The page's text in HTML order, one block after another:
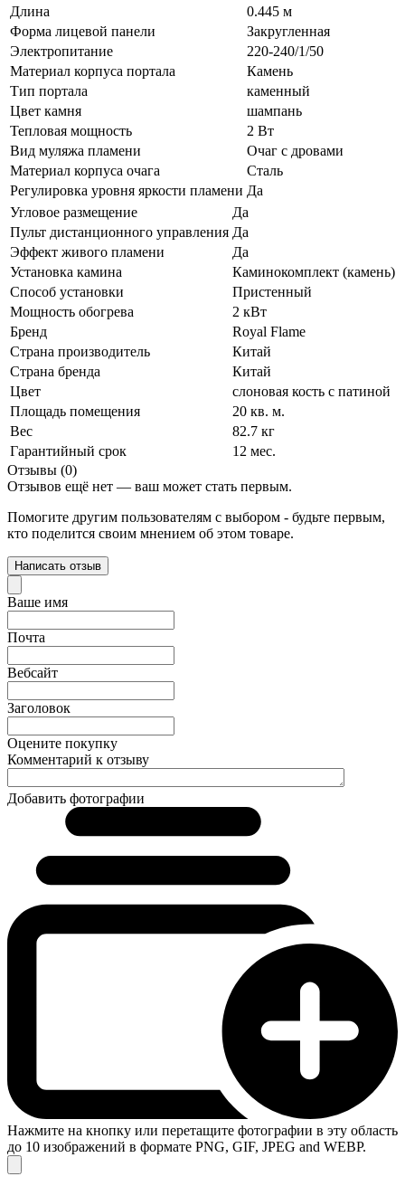
Длина
0.445 м
Форма лицевой панели
Закругленная
Электропитание
220-240/1/50
Материал корпуса портала
Камень
Тип портала
каменный
Цвет камня
шампань
Тепловая мощность
2 Вт
Вид муляжа пламени
Очаг с дровами
Материал корпуса очага
Сталь
Регулировка уровня яркости пламени Да
Угловое размещение
Да
Пульт дистанционного управления Да
Эффект живого пламени
Да
Установка камина
Каминокомплект (камень)
Способ установки
Пристенный
Мощность обогрева
2 кВт
Бренд
Royal Flame
Страна производитель
Китай
Страна бренда
Китай
Цвет
слоновая кость с патиной
Площадь помещения
20 кв. м.
Вес
82.7 кг
Гарантийный срок
12 мес.
Отзывы (0)
Отзывов ещё нет — ваш может стать первым.
Помогите другим пользователям с выбором - будьте первым,
кто поделится своим мнением об этом товаре.
Написать отзыв
Ваше имя
Почта
Вебсайт
Заголовок
Оцените покупку
Комментарий к отзыву
Добавить фотографии
Нажмите на кнопку или перетащите фотографии в эту область
до 10 изображений в формате PNG, GIF, JPEG and WEBP.